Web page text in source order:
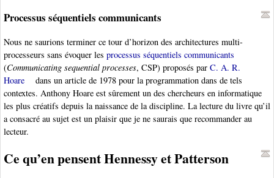
Processus séquentiels communicants
Nous ne saurions terminer ce tour d’horizon des architectures multi-
processeurs sans évoquer les processus séquentiels communicants
(Communicating sequential processes, CSP) proposés par C. A. R.
Hoare
dans un article de 1978 pour la programmation dans de tels
contextes. Anthony Hoare est sûrement un des chercheurs en informatique
les plus créatifs depuis la naissance de la discipline. La lecture du livre qu’il
a consacré au sujet est un plaisir que je ne saurais que recommander au
lecteur.
Ce qu’en pensent Hennessy et Patterson